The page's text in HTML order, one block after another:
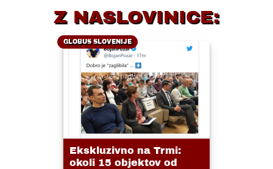
Z NASLOVINICE:
GLOBUS SLOVENIJE
Ekskluzivno na Trmi:
okoli 15 objektov od